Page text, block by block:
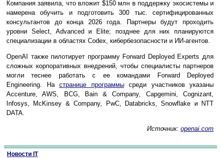
Компания заявила, что вложит $150 млн в поддержку экосистемы и
намерена обучить и подготовить 300 тыс. сертифицированных
консультантов до конца 2026 года. Партнеры будут проходить
уровни Select, Advanced и Elite; позднее для них планируются
специализации в областях Codex, кибербезопасности и ИИ-агентов.
OpenAI также пилотирует программу Forward Deployed Experts для
сложных корпоративных внедрений, чтобы специалисты партнеров
могли теснее работать с ее командами Forward Deployed
Engineering. На странице программысреди участников указаны
Accenture, AWS, BCG, Bain & Company, Capgemini, Cognizant,
Infosys, McKinsey & Company, PwC, Databricks, Snowflake и NTT
DATA.
Источник: openai.com
Новости IT